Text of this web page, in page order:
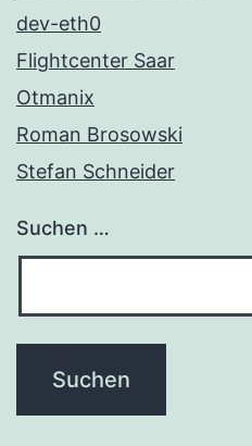
dev-eth0
Flightcenter Saar
Otmanix
Roman Brosowski
Stefan Schneider
Suchen …